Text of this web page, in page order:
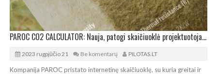
PAROC CO2 CALCULATOR: Nauja, patogi skaičiuoklė projektuotojams
2023 rugpjūčio 21 Be komentarų PILOTAS.LT
Kompanija PAROC pristato internetinę skaičiuoklę, su kuria greitai ir